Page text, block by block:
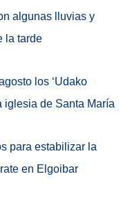
algunas lluvias y
la tarde
los ‘Udako
iglesia de Santa María
para estabilizar la
en Elgoibar